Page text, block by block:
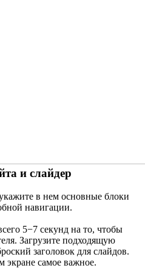
и слайдер
в нем основные блоки
навигации.
5−7 секунд на то, чтобы
Загрузите подходящую
заголовок для слайдов.
экране самое важное.